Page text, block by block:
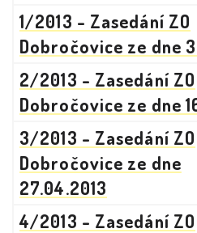
1/2013 - Zasedání ZO
Dobročovice ze dne
2/2013 - Zasedání ZO
Dobročovice ze dne
3/2013 - Zasedání ZO
Dobročovice ze dne
27.04.2013
4/2013 - Zasedání ZO